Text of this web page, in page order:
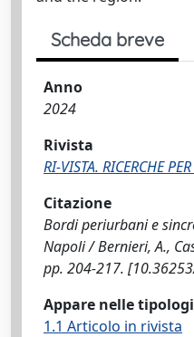
Scheda breve
Anno
2024
Rivista
RI-VISTA. RICERCHE
Citazione
Bordi periurbani e
Napoli / Bernieri, A.,
pp. 204-217.
Appare nelle
1.1 Articolo in rivista